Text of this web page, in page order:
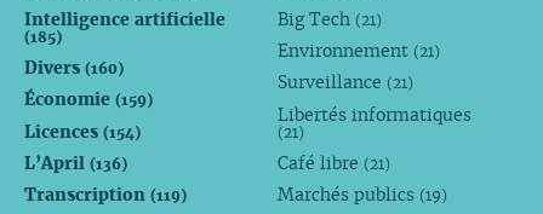
Intelligence artificielle
(185)
Divers (160)
Économie (159)
Licences (154)
L’April (136)
Transcription (119)
Big Tech (21)
Environnement (21)
Surveillance (21)
Libertés informatiques
(21)
Café libre (21)
Marchés publics (19)